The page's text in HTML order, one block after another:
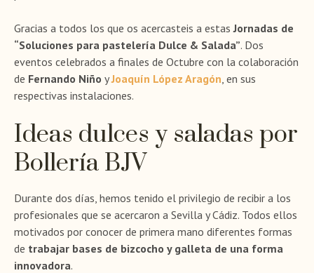
Gracias a todos los que os acercasteis a estasJornadas de
“Soluciones para pastelería Dulce & Salada”. Dos
eventos celebrados a finales de Octubre con la colaboración
de Fernando Niño yJoaquín López Aragón , en sus
respectivas instalaciones.
Ideas dulces y saladas por
Bollería BJV
Durante dos días, hemos tenido el privilegio de recibir a los
profesionales que se acercaron a Sevilla y Cádiz. Todos ellos
motivados por conocer de primera mano diferentes formas
de trabajar bases de bizcocho y galleta de una forma
innovadora.